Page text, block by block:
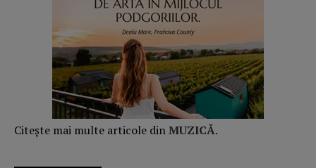
Citește mai multe articole dinMUZICĂ.